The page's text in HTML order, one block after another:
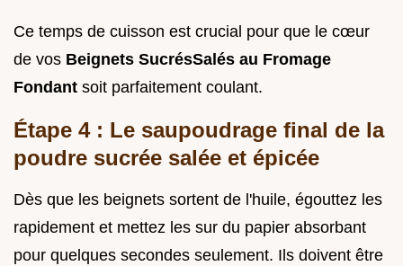
Ce temps de cuisson est crucial pour que le cœur
de vos Beignets SucrésSalés au Fromage
Fondant soit parfaitement coulant.
Étape 4 : Le saupoudrage final de la
poudre sucrée salée et épicée
Dès que les beignets sortent de l'huile, égouttez les
rapidement et mettez les sur du papier absorbant
pour quelques secondes seulement. Ils doivent être